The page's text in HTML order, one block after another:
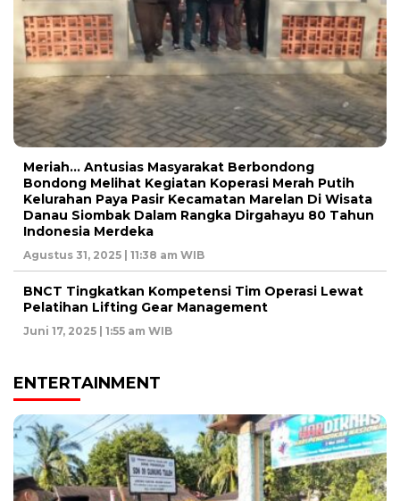
Meriah… Antusias Masyarakat Berbondong
Bondong Melihat Kegiatan Koperasi Merah Putih
Kelurahan Paya Pasir Kecamatan Marelan Di Wisata
Danau Siombak Dalam Rangka Dirgahayu 80 Tahun
Indonesia Merdeka
Agustus 31, 2025 | 11:38 am WIB
BNCT Tingkatkan Kompetensi Tim Operasi Lewat
Pelatihan Lifting Gear Management
Juni 17, 2025 | 1:55 am WIB
ENTERTAINMENT